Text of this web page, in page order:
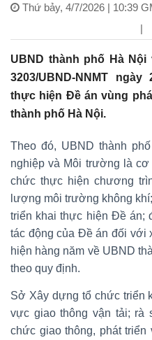
Thứ bảy, 4/7/2026 | 10:39
|
UBND thành phố Hà
3203/UBND-NNMT
thực hiện Đề án vùng
thành phố Hà Nội.
Theo đó, UBND thành
nghiệp và Môi trường là
chức thực hiện chương
lượng môi trường không
triển khai thực hiện Đề án;
tác động của Đề án đối với
hiện hàng năm về UBND
theo quy định.
Sở Xây dựng tổ chức triển
vực giao thông vận tải; rà
chức giao thông, phát triển